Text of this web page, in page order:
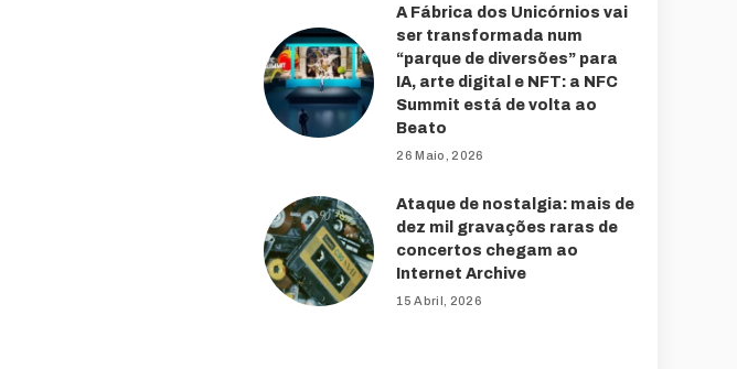
A Fábrica dos Unicórnios vai
ser transformada num
“parque de diversões” para
IA, arte digital e NFT: a NFC
Summit está de volta ao
Beato
26 Maio, 2026
Ataque de nostalgia: mais de
dez mil gravações raras de
concertos chegam ao
Internet Archive
15 Abril, 2026